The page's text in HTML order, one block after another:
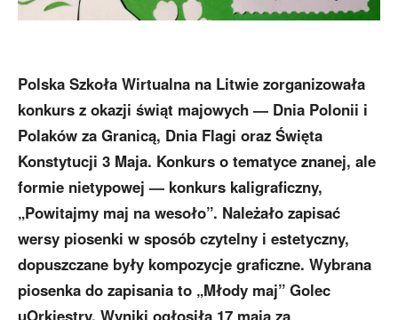
Polska Szkoła Wirtualna na Litwie zorganizowała
konkurs z okazji świąt majowych — Dnia Polonii i
Polaków za Granicą, Dnia Flagi oraz Święta
Konstytucji 3 Maja. Konkurs o tematyce znanej, ale
formie nietypowej — konkurs kaligraficzny,
„Powitajmy maj na wesoło”. Należało zapisać
wersy piosenki w sposób czytelny i estetyczny,
dopuszczane były kompozycje graficzne. Wybrana
piosenka do zapisania to „Młody maj” Golec
uOrkiestry. Wyniki ogłosiła 17 maja za